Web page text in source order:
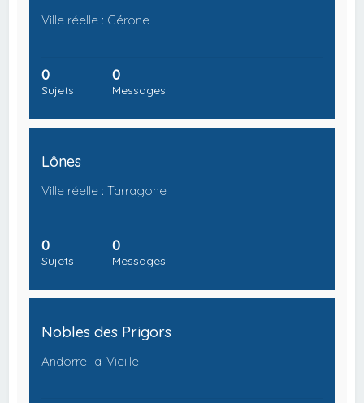
Ville réelle : Gérone
0
Sujets
0
Messages
Lônes
Ville réelle : Tarragone
0
Sujets
0
Messages
Nobles des Prigors
Andorre-la-Vieille